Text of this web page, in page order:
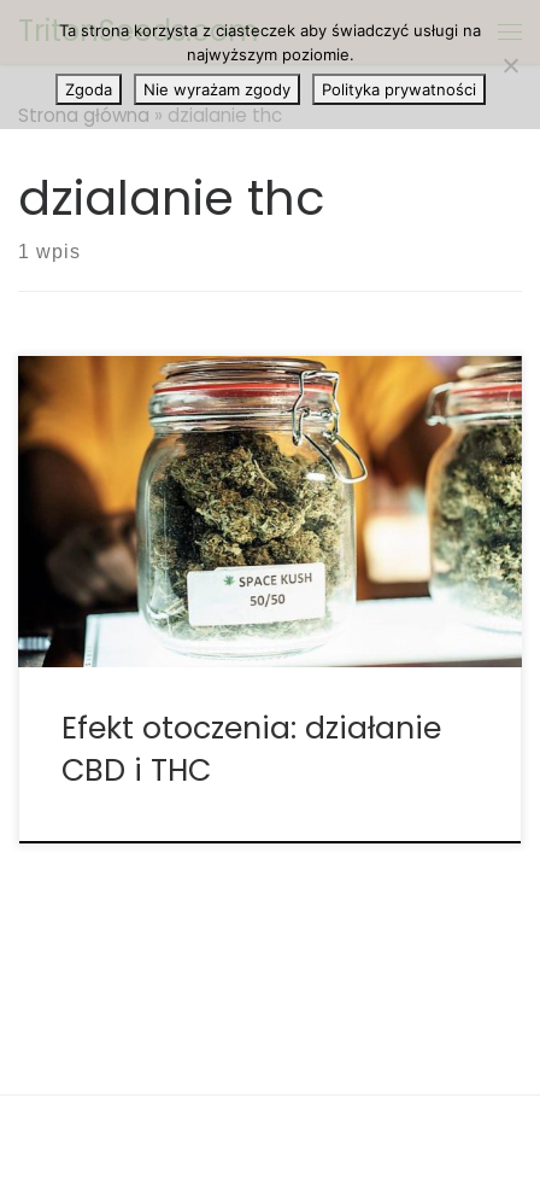
Przejdź do treści
TritonSeeds.com
Strona główna » dzialanie thc
dzialanie thc
1 wpis
Rośliny marihuany zawierają ponad 120 różnych
fitokannabinoidów. Te fitokannabinoidy działają na
układ endokannabinoidowy, który pracuje
utrzymując nasz organizm w homeostazie –
równowadze. Kannabidiol (CBD) i
tetrahydrokannabinol (THC) to dwa z najlepiej
przebadanych oraz popularnych
fitokannabinoidów. Ludzie przyjmują CBD i THC […]
Efekt otoczenia: działanie
CBD i THC
Ta strona korzysta z ciasteczek aby świadczyć usługi na
najwyższym poziomie.
Zgoda
Nie wyrażam zgody Polityka prywatności